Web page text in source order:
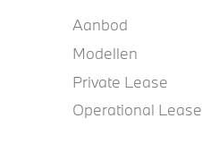
Aanbod
Modellen
Private Lease
Operational Lease